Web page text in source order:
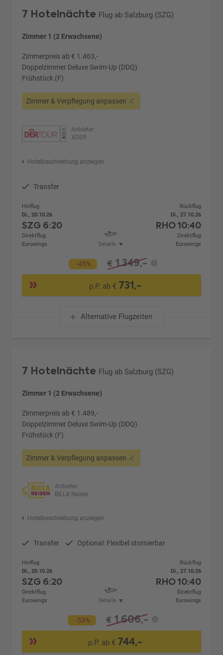
7 Hotelnächte Flug ab Salzburg (SZG)
Zimmer 1 (2 Erwachsene)
Zimmerpreis ab € 1.463,-
Doppelzimmer Deluxe Swim-Up (DDQ)
Frühstück (F)
Zimmer & Verpflegung anpassen
Anbieter:
XDER
Hotelbeschreibung anzeigen
Transfer
Hinflug
Di., 20.10.26
SZG 6:20
Direktflug
Eurowings
Details
Rückflug
Di., 27.10.26
RHO10:40
Direktflug
Eurowings
-45% € 1.349,-
p.P. ab € 731,-
Alternative Flugzeiten
7 Hotelnächte Flug ab Salzburg (SZG)
Zimmer 1 (2 Erwachsene)
Zimmerpreis ab € 1.489,-
Doppelzimmer Deluxe Swim-Up (DDQ)
Frühstück (F)
Zimmer & Verpflegung anpassen
Anbieter:
BILLA Reisen
Hotelbeschreibung anzeigen
Transfer Optional: Flexibel stornierbar
Hinflug
Di., 20.10.26
SZG 6:20
Direktflug
Eurowings
Details
Rückflug
Di., 27.10.26
RHO10:40
Direktflug
Eurowings
-53% € 1.606,-
p.P. ab € 744,-